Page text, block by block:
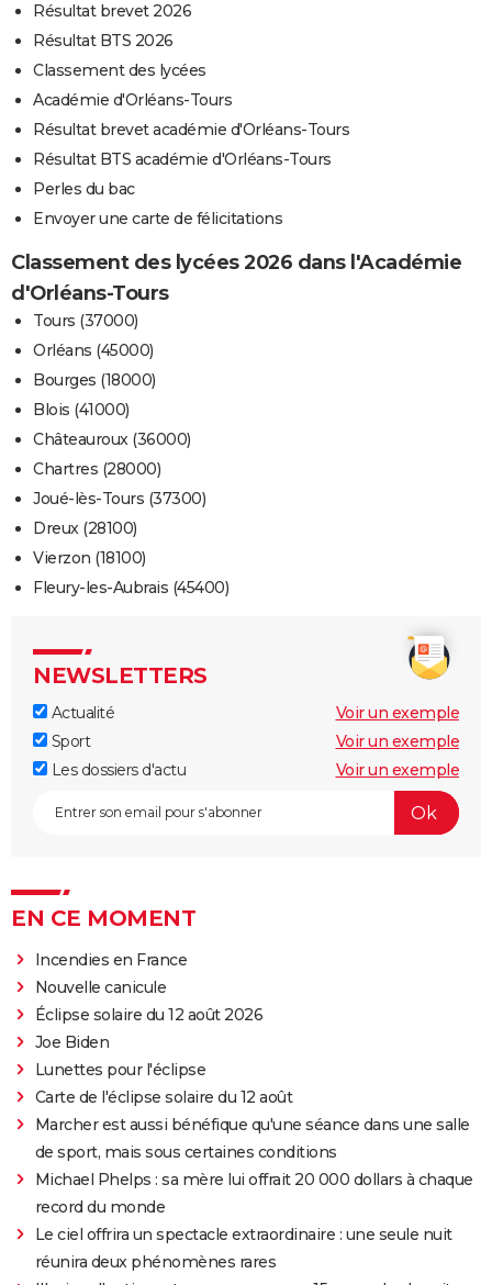
Résultat brevet 2026
Résultat BTS 2026
Classement des lycées
Académie d'Orléans-Tours
Résultat brevet académie d'Orléans-Tours
Résultat BTS académie d'Orléans-Tours
Perles du bac
Envoyer une carte de félicitations
Classement des lycées 2026 dans l'Académie
d'Orléans-Tours
Tours (37000)
Orléans (45000)
Bourges (18000)
Blois (41000)
Châteauroux (36000)
Chartres (28000)
Joué-lès-Tours (37300)
Dreux (28100)
Vierzon (18100)
Fleury-les-Aubrais (45400)
NEWSLETTERS
Actualité
Voir un exemple
Sport
Voir un exemple
Les dossiers d'actu
Voir un exemple
EN CE MOMENT
Incendies en France
Nouvelle canicule
Éclipse solaire du 12 août 2026
Joe Biden
Lunettes pour l'éclipse
Carte de l'éclipse solaire du 12 août
Marcher est aussi bénéfique qu'une séance dans une salle
de sport, mais sous certaines conditions
Michael Phelps : sa mère lui offrait 20 000 dollars à chaque
record du monde
Le ciel offrira un spectacle extraordinaire : une seule nuit
réunira deux phénomènes rares